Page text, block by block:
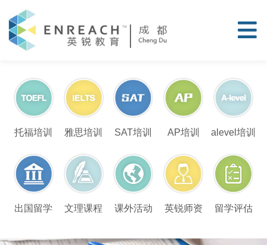
托福培训 雅思培训 SAT培训 AP培训 alevel培训
出国留学 文理课程 课外活动 英锐师资 留学评估